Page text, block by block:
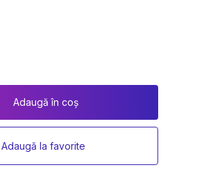
Adaugă în coș
Adaugă la favorite